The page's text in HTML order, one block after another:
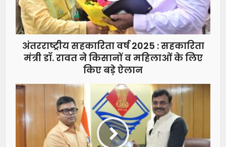
अंतरराष्ट्रीय सहकारिता वर्ष 2025 : सहकारिता
मंत्री डॉ. रावत ने किसानों व महिलाओं के लिए
किए बड़े ऐलान